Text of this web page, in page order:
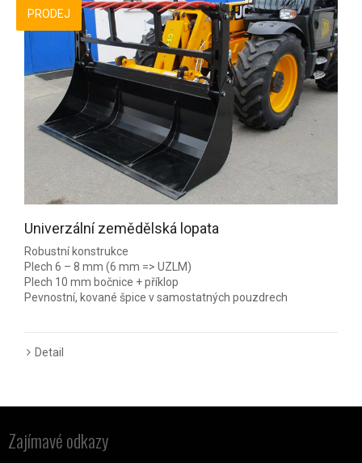
PRODEJ
Univerzální zemědělská lopata
Robustní konstrukce
Plech 6 – 8 mm (6 mm => UZLM)
Plech 10 mm bočnice + příklop
Pevnostní, kované špice v samostatných pouzdrech
Detail
Zajímavé odkazy